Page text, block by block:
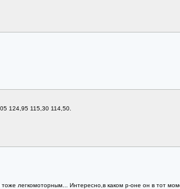
124,95 115,30 114,50.
легкомоторным... Интересно,в каком р-оне он в тот